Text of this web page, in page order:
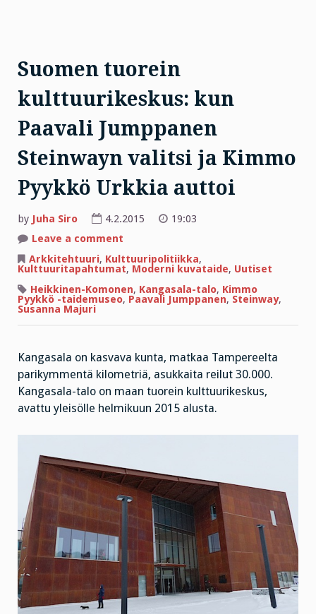
Suomen tuorein
kulttuurikeskus: kun
Paavali Jumppanen
Steinwayn valitsi ja Kimmo
Pyykkö Urkkia auttoi
by Juha Siro 4.2.2015
19:03
Leave a comment
tuorein
kulttuurikeskus:
kun
Paavali
Jumppanen
Steinwayn
Urkkia
Arkkitehtuuri, Kulttuuripolitiikka,
Kulttuuritapahtumat, Moderni kuvataide, Uutiset
Heikkinen-Komonen, Kangasala-talo, Kimmo
Pyykkö -taidemuseo, Paavali Jumppanen, Steinway,
Susanna Majuri
Kangasala on kasvava kunta, matkaa Tampereelta
parikymmentä kilometriä, asukkaita reilut 30.000.
Kangasala-talo on maan tuorein kulttuurikeskus,
avattu yleisölle helmikuun 2015 alusta.